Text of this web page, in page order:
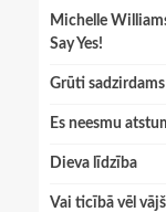
Michelle
Say Yes!
Grūti
Es neesmu
Dieva līdzība
Vai ticībā vēl